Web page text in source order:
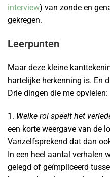
interview) van zonde en
gekregen.
Leerpunten
Maar deze kleine
hartelijke herkenning is. En
Drie dingen die me opvielen:
1. Welke rol speelt het
een korte weergave van de
Vanzelfsprekend dat dan
In een heel aantal verhalen
gelegd of geïmpliceerd